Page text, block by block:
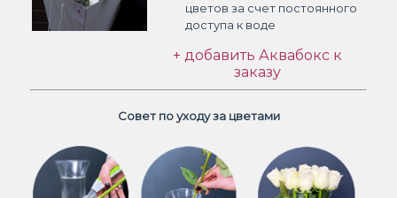
цветов за счет постоянного
доступа к воде
+ добавить Аквабокс к
заказу
Совет по уходу за цветами